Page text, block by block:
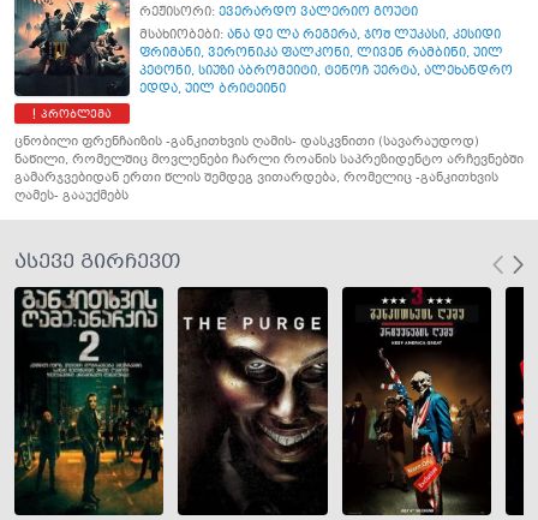
პრობლემა
რეჟისორი: ევერარდო ვალერიო გოუტი
მსახიობები: ანა დე ლა რეგერა, ჯოშ ლუკასი, კესიდი
ფრიმანი, ვერონიკა ფალკონი, ლივენ რამბინი, უილ
პეტონი, სიუზი აბრომეიტი, ტენოჩ უერტა, ალეხანდრო
ედდა, უილ ბრიტეინი
ცნობილი ფრენჩაიზის -განკითხვის ღამის- დასკვნითი (სავარაუდოდ)
ნაწილი, რომელშიც მოვლენები ჩარლი როანის საპრეზიდენტო არჩევნებში
გამარჯვებიდან ერთი წლის შემდეგ ვითარდება, რომელიც -განკითხვის
ღამეს- გააუქმებს
ასევე გირჩევთ